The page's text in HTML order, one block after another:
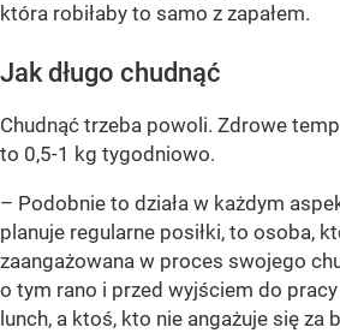
która robiłaby to samo z zapałem.
Jak długo chudnąć
Chudnąć trzeba powoli. Zdrowe
to 0,5-1 kg tygodniowo.
– Podobnie to działa w każdym
planuje regularne posiłki, to osoba,
zaangażowana w proces swojego
o tym rano i przed wyjściem do
lunch, a ktoś, kto nie angażuje się za